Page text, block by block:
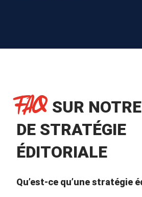
FAQ SUR
DE STRATÉGIE
ÉDITORIALE
Qu’est-ce qu’une stratégie